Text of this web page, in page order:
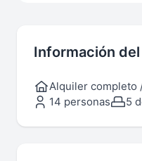
Información
Alquiler completo
14 personas
5